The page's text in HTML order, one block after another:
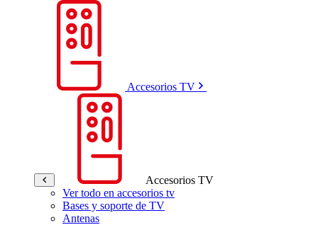
Accesorios TV
Accesorios TV
Ver todo en accesorios tv
Bases y soporte de TV
Antenas